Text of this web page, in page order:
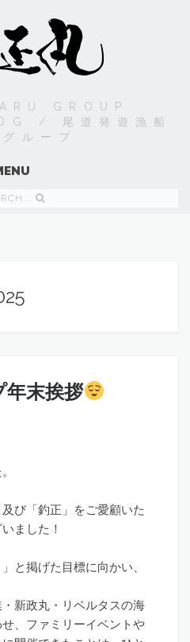
GROUP
/ 尾道発遊漁船
ループ
年末挨拶
び「釣正」をご愛顧いた
ました！
と掲げた目標に向かい、
新政丸・リベルタスの海
、ファミリーイベントや